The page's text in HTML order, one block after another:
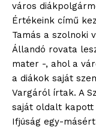
város
Értékeink című
Tamás a szolnoki
Állandó rovata
mater -, ahol a
a diákok saját
Vargáról írtak. A
saját oldalt kapott
Ifjúság egy-